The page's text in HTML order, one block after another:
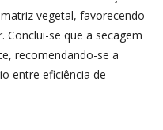
vegetal, favorecendo
Conclui-se que a secagem
recomendando-se a
entre eficiência de